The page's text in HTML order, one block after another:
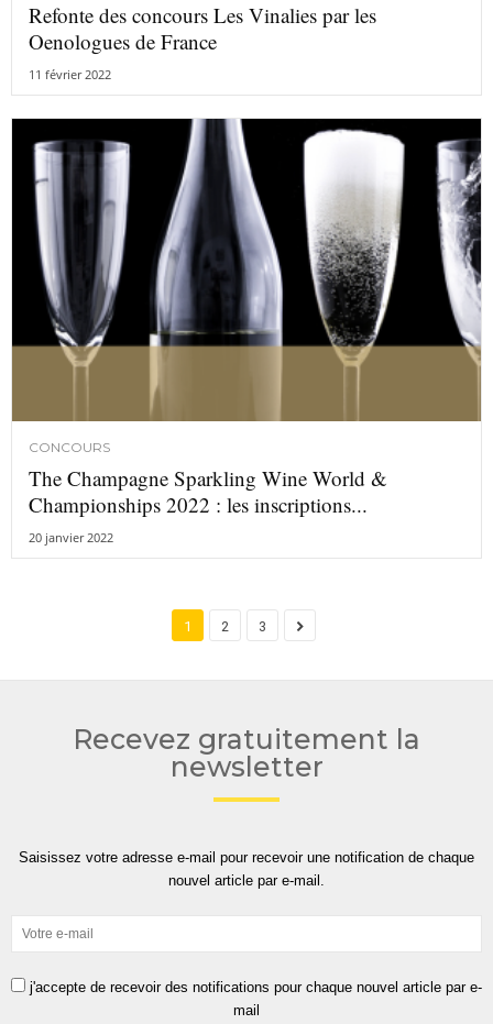
Refonte des concours Les Vinalies par les
Oenologues de France
11 février 2022
CONCOURS
The Champagne Sparkling Wine World &
Championships 2022 : les inscriptions...
20 janvier 2022
1 2 3
Recevez gratuitement la
newsletter
Saisissez votre adresse e-mail pour recevoir une notification de chaque
nouvel article par e-mail.
j'accepte de recevoir des notifications pour chaque nouvel article par e-
mail